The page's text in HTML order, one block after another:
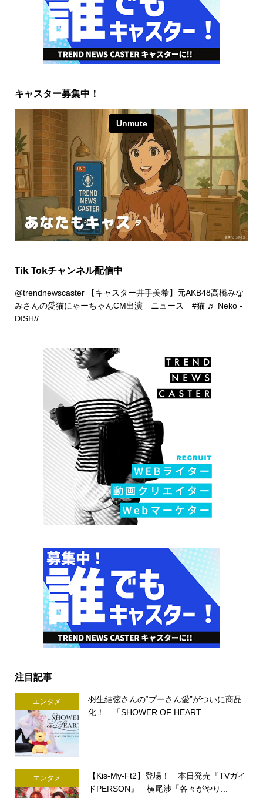
キャスター募集中！
Tik Tokチャンネル配信中
@trendnewscaster【キャスター井手美希】元AKB48高橋みな
みさんの愛猫にゃーちゃんCM出演 ニュース #猫 ♬ Neko -
DISH//
注目記事
エンタメ
羽生結弦さんの“プーさん愛”がついに商品
化！ 「SHOWER OF HEART –...
エンタメ
【Kis-My-Ft2】登場！ 本日発売『TVガイ
ドPERSON』 横尾渉「各々がやり...